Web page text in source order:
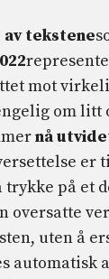
tekstene
mot
om litt
nå
er
trykke på et
oversatte
uten å
automatisk